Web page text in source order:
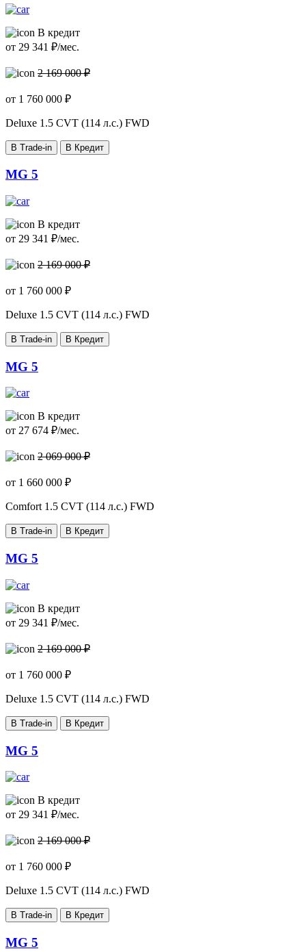
В кредит
от 29 341 ₽/мес.
2 169 000 ₽
от 1 760 000 ₽
Deluxe 1.5 CVT (114 л.с.) FWD
В Trade-in В Кредит
MG 5
В кредит
от 29 341 ₽/мес.
2 169 000 ₽
от 1 760 000 ₽
Deluxe 1.5 CVT (114 л.с.) FWD
В Trade-in В Кредит
MG 5
В кредит
от 27 674 ₽/мес.
2 069 000 ₽
от 1 660 000 ₽
Comfort 1.5 CVT (114 л.с.) FWD
В Trade-in В Кредит
MG 5
В кредит
от 29 341 ₽/мес.
2 169 000 ₽
от 1 760 000 ₽
Deluxe 1.5 CVT (114 л.с.) FWD
В Trade-in В Кредит
MG 5
В кредит
от 29 341 ₽/мес.
2 169 000 ₽
от 1 760 000 ₽
Deluxe 1.5 CVT (114 л.с.) FWD
В Trade-in В Кредит
MG 5